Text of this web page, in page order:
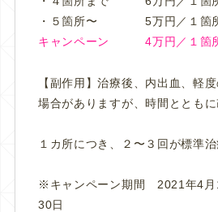
・５箇所〜 5万円／１箇
キャンペーン 4万円／１箇
【副作用】治療後、内出血、軽
場合がありますが、時間とともに
１カ所につき、２〜３回が標準治
※キャンペーン期間 2021年4月
30日